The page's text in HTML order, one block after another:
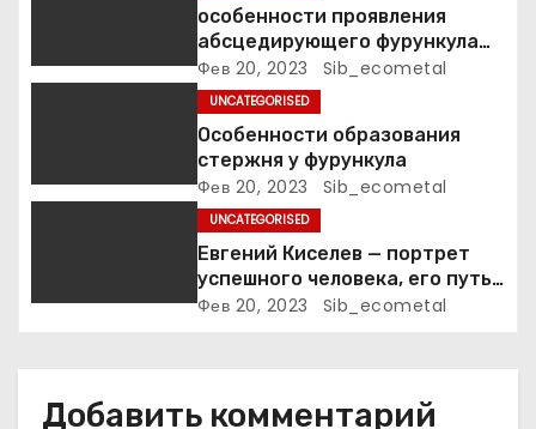
а
и
особенности проявления
абсцедирующего фурункула
код по МКБ-10
Фев 20, 2023 Sib_ecometal
UNCATEGORISED
Особенности образования
стержня у фурункула
Фев 20, 2023 Sib_ecometal
UNCATEGORISED
Евгений Киселев — портрет
успешного человека, его путь
к славе и личное счастье
Фев 20, 2023 Sib_ecometal
Добавить комментарий